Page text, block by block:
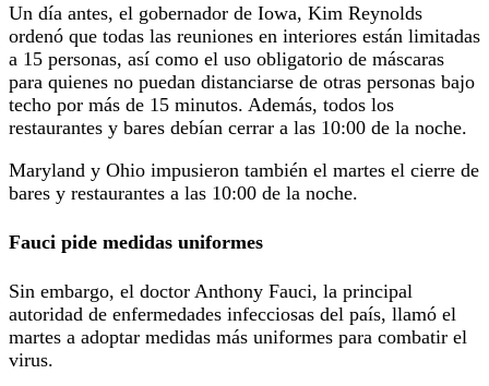
Un día antes, el gobernador de Iowa, Kim Reynolds
ordenó que todas las reuniones en interiores están limitadas
a 15 personas, así como el uso obligatorio de máscaras
para quienes no puedan distanciarse de otras personas bajo
techo por más de 15 minutos. Además, todos los
restaurantes y bares debían cerrar a las 10:00 de la noche.
Maryland y Ohio impusieron también el martes el cierre de
bares y restaurantes a las 10:00 de la noche.
Fauci pide medidas uniformes
Sin embargo, el doctor Anthony Fauci, la principal
autoridad de enfermedades infecciosas del país, llamó el
martes a adoptar medidas más uniformes para combatir el
virus.